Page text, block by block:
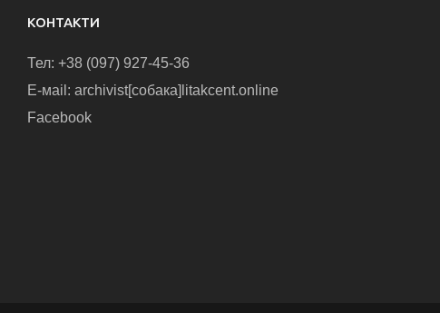
КОНТАКТИ
Тел: +38 (097) 927-45-36
E-маіl: archivist[собака]litakcent.online
Facebook